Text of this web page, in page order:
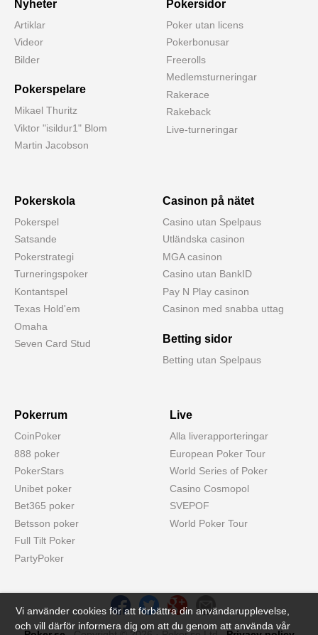
Nyheter
Artiklar
Videor
Bilder
Pokerspelare
Mikael Thuritz
Viktor "isildur1" Blom
Martin Jacobson
Pokersidor
Poker utan licens
Pokerbonusar
Freerolls
Medlemsturneringar
Rakerace
Rakeback
Live-turneringar
Pokerskola
Pokerspel
Satsande
Pokerstrategi
Turneringspoker
Kontantspel
Texas Hold'em
Omaha
Seven Card Stud
Casinon på nätet
Casino utan Spelpaus
Utländska casinon
MGA casinon
Casino utan BankID
Pay N Play casinon
Casinon med snabba uttag
Betting sidor
Betting utan Spelpaus
Pokerrum
CoinPoker
888 poker
PokerStars
Unibet poker
Bet365 poker
Betsson poker
Full Tilt Poker
PartyPoker
Live
Alla liverapporteringar
European Poker Tour
World Series of Poker
Casino Cosmopol
SVEPOF
World Poker Tour
Vi använder cookies för att förbättra din användarupplevelse,
och vill därför informera dig om att du genom att använda vår